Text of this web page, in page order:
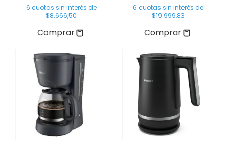
6 cuotas sin interés de
$8.666,50
6 cuotas sin interés de
$19.999,83